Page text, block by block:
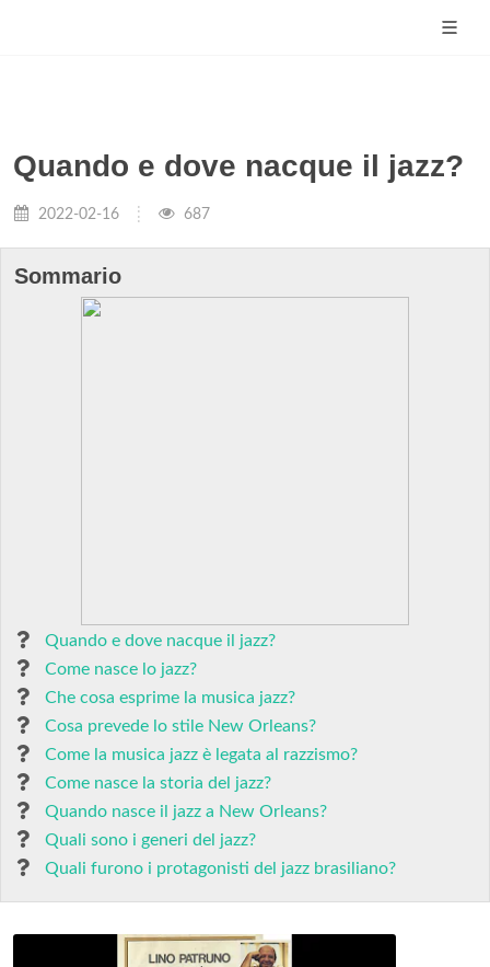
Quando e dove nacque il jazz?
2022-02-16 687
Sommario
Quando e dove nacque il jazz?
Come nasce lo jazz?
Che cosa esprime la musica jazz?
Cosa prevede lo stile New Orleans?
Come la musica jazz è legata al razzismo?
Come nasce la storia del jazz?
Quando nasce il jazz a New Orleans?
Quali sono i generi del jazz?
Quali furono i protagonisti del jazz brasiliano?